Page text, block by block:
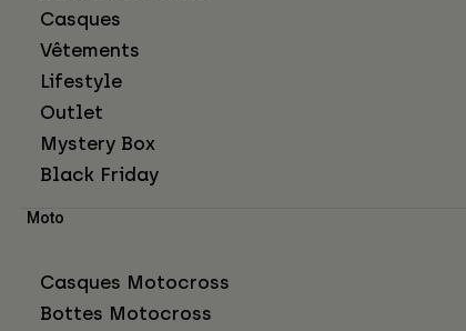
Casques
Vêtements
Lifestyle
Outlet
Mystery Box
Black Friday
Moto
Casques Motocross
Bottes Motocross